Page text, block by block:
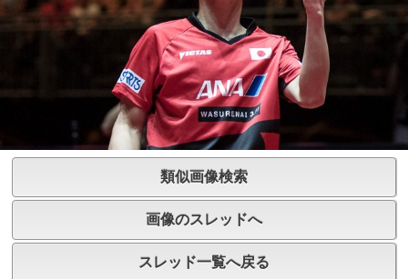
類似画像検索
画像のスレッドへ
スレッド一覧へ戻る